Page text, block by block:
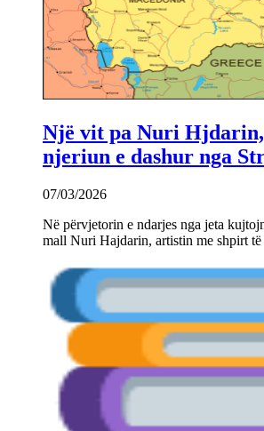
Një vit pa Nuri
njeriun e dashur nga
07/03/2026
Në përvjetorin e ndarjes nga jeta
mall Nuri Hajdarin, artistin me shpirt